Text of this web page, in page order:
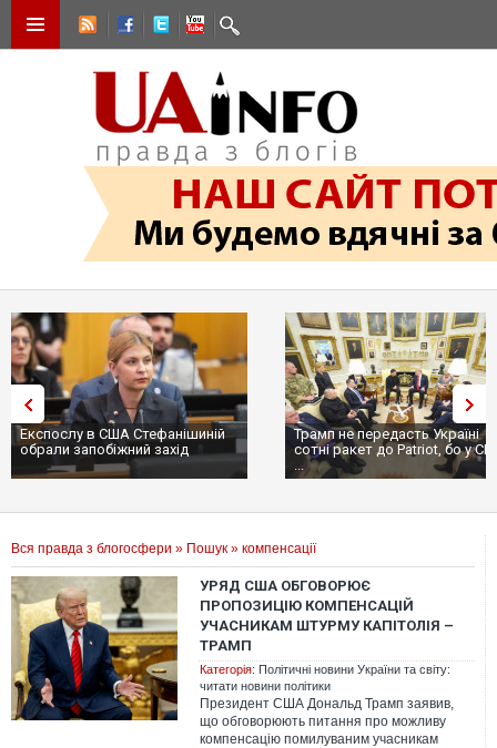
Експослу в США Стефанішиній
обрали запобіжний захід
Трамп не передасть Україні
сотні ракет до Patriot, бо у
...
Вся правда з блогосфери » Пошук » компенсації
УРЯД США ОБГОВОРЮЄ
ПРОПОЗИЦІЮ КОМПЕНСАЦІЙ
УЧАСНИКАМ ШТУРМУ КАПІТОЛІЯ –
ТРАМП
Категорія: Політичні новини України та світу:
читати новини політики
Президент США Дональд Трамп заявив,
що обговорюють питання про можливу
компенсацію помилуваним учасникам